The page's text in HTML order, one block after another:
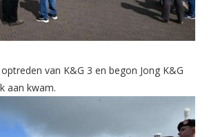
van K&G 3 en begon Jong K&G
aan kwam.